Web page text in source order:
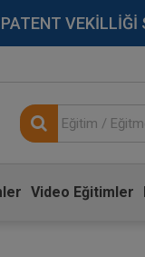
Video Eğitimler